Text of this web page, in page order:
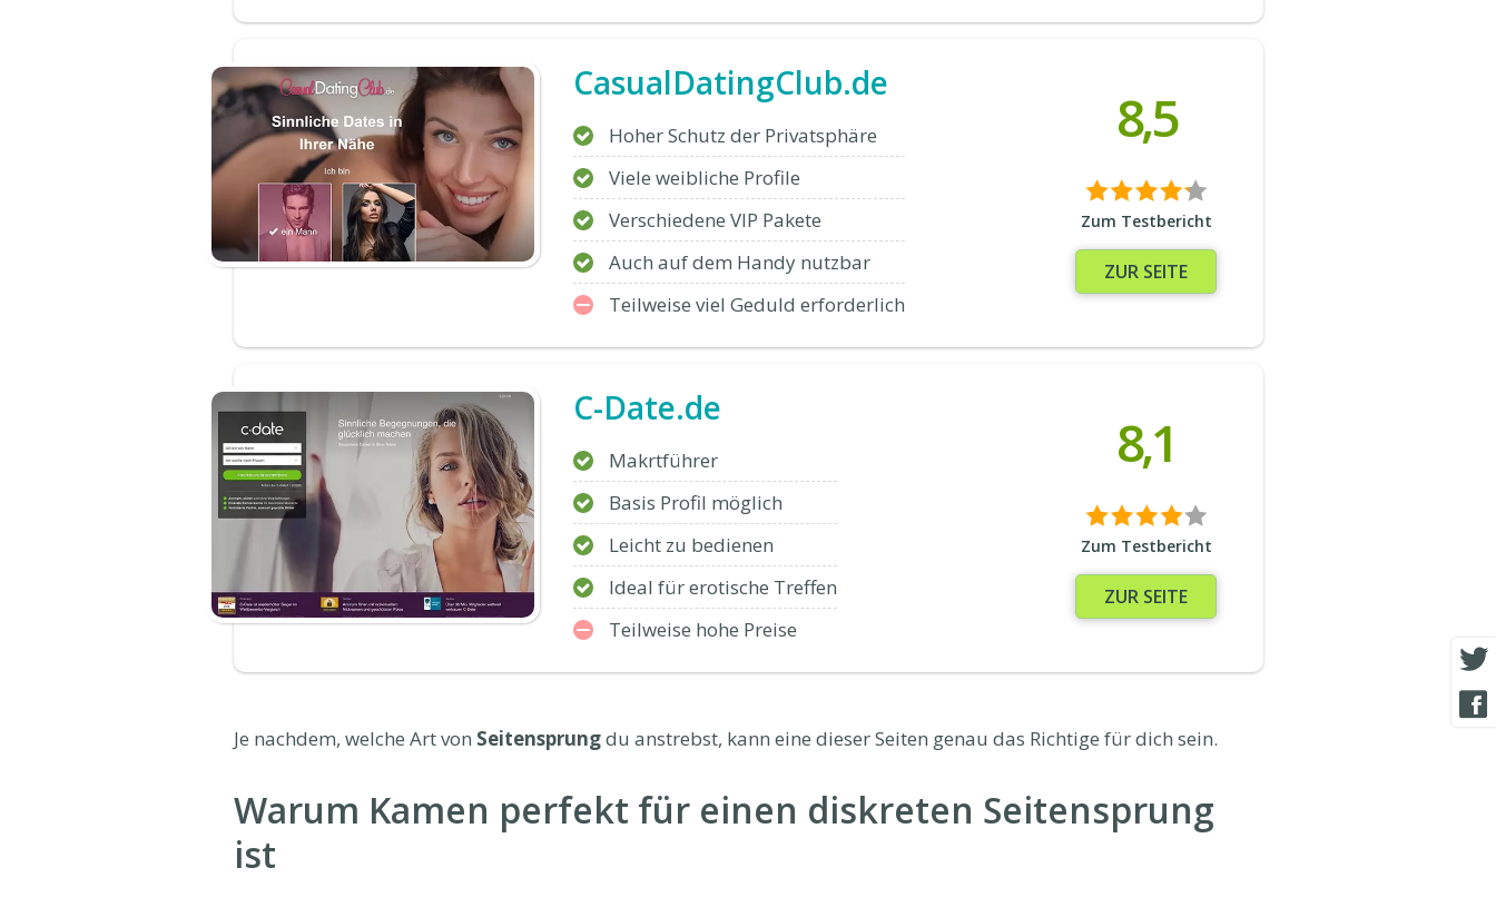
CasualDatingClub.de
Hoher Schutz der Privatsphäre
Viele weibliche Profile
Verschiedene VIP Pakete
Auch auf dem Handy nutzbar
Teilweise viel Geduld erforderlich
8,5
Zum Testbericht
ZUR SEITE
C-Date.de
Makrtführer
Basis Profil möglich
Leicht zu bedienen
Ideal für erotische Treffen
Teilweise hohe Preise
8,1
Zum Testbericht
ZUR SEITE
Je nachdem, welche Art von Seitensprungdu anstrebst, kann eine dieser Seiten genau das Richtige für dich sein.
Warum Kamen perfekt für einen diskreten Seitensprung
ist